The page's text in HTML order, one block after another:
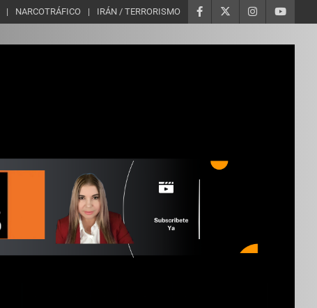
NARCOTRÁFICO IRÁN / TERRORISMO